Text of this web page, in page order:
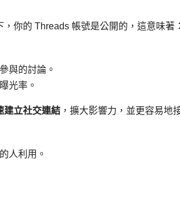
，你的 Threads 帳號是公開的，這意味著：
與的討論。
光率。
建立社交連結 ，擴大影響力，並更容易地
人利用。